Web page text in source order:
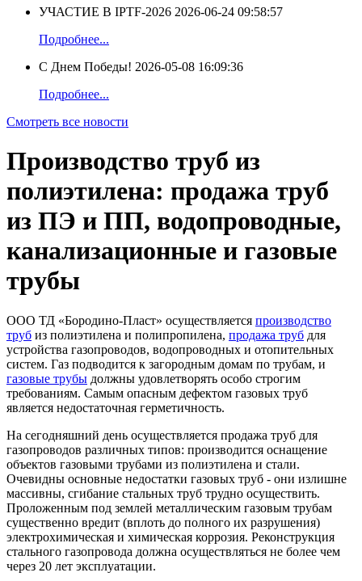
УЧАСТИЕ В IPTF-2026 2026-06-24 09:58:57
Подробнее...
С Днем Победы! 2026-05-08 16:09:36
Подробнее...
Смотреть все новости
Производство труб из
полиэтилена: продажа труб
из ПЭ и ПП, водопроводные,
канализационные и газовые
трубы
ООО ТД «Бородино-Пласт» осуществляется производство
труб из полиэтилена и полипропилена, продажа труб для
устройства газопроводов, водопроводных и отопительных
систем. Газ подводится к загородным домам по трубам, и
газовые трубы должны удовлетворять особо строгим
требованиям. Самым опасным дефектом газовых труб
является недостаточная герметичность.
На сегодняшний день осуществляется продажа труб для
газопроводов различных типов: производится оснащение
объектов газовыми трубами из полиэтилена и стали.
Очевидны основные недостатки газовых труб - они излишне
массивны, сгибание стальных труб трудно осуществить.
Проложенным под землей металлическим газовым трубам
существенно вредит (вплоть до полного их разрушения)
электрохимическая и химическая коррозия. Реконструкция
стального газопровода должна осуществляться не более чем
через 20 лет эксплуатации.